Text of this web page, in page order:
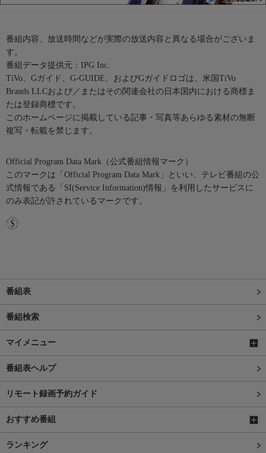
番組内容、放送時間などが実際の放送内容と異なる場合がございま
す。
番組データ提供元：IPG Inc.
TiVo、Gガイド、G-GUIDE、およびGガイドロゴは、米国TiVo
Brands LLCおよび／またはその関連会社の日本国内における商標ま
たは登録商標です。
このホームページに掲載している記事・写真等あらゆる素材の無断
複写・転載を禁じます。
Official Program Data Mark（公式番組情報マーク）
このマークは「Official Program Data Mark」といい、テレビ番組の公
式情報である「SI(Service Information)情報」を利用したサービスに
のみ表記が許されているマークです。
番組表
番組検索
マイメニュー
番組表ヘルプ
リモート録画予約ガイド
おすすめ番組
ランキング